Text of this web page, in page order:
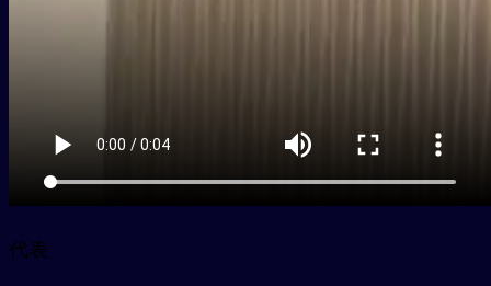
代表